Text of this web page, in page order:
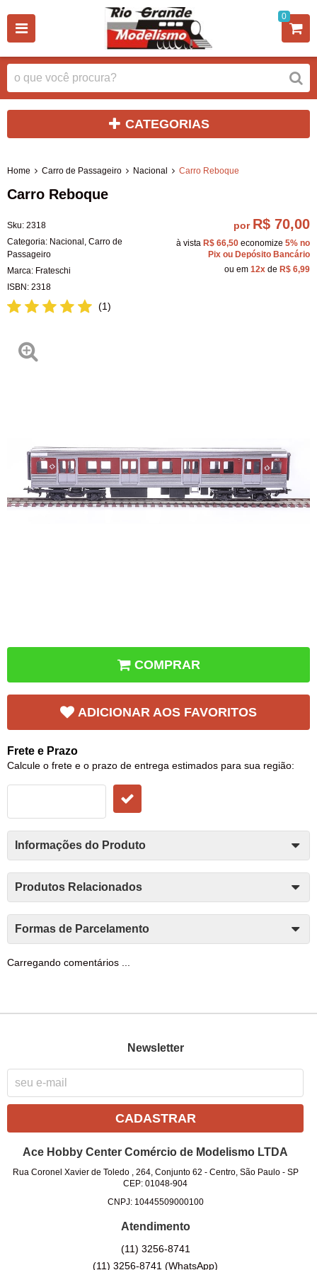
0
CATEGORIAS
Home Carro de Passageiro Nacional Carro Reboque
Carro Reboque
Sku: 2318
Categoria: Nacional Carro de
Passageiro
Marca: Frateschi
ISBN: 2318
(1)
por R$ 70,00
à vista R$ 66,50 economize 5% no
Pix ou Depósito Bancário
ou em 12x de R$ 6,99
COMPRAR
ADICIONAR AOS FAVORITOS
Frete e Prazo
Calcule o frete e o prazo de entrega estimados para sua região:
Informações do Produto
Produtos Relacionados
Formas de Parcelamento
Carregando comentários ...
Newsletter
CADASTRAR
Ace Hobby Center Comércio de Modelismo LTDA
Rua Coronel Xavier de Toledo , 264, Conjunto 62 - Centro, São Paulo- SP
CEP: 01048-904
CNPJ: 10445509000100
Atendimento
(11) 3256-8741
(11) 3256-8741(WhatsApp)